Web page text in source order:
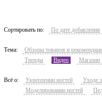
Сортировать по: По дате добавления
Тема: Обзоры товаров и
Тренды
Видео Магазин
Всё о: Укреплении ногтей Уходе
Моделировании ногтей